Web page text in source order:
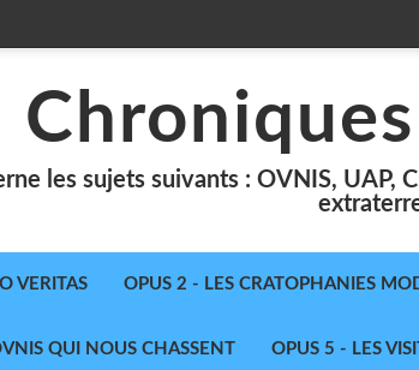
les sujets suivants : OVNIS, UAP,
VERITAS OPUS 2 - LES CRATOPHANIES
QUI NOUS CHASSENT OPUS 5 - LES